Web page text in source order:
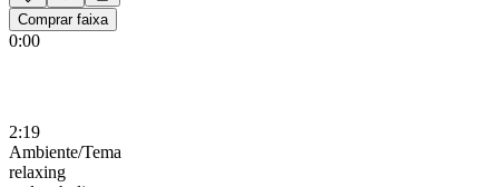
Comprar faixa
0:00
2:19
Ambiente/Tema
relaxing